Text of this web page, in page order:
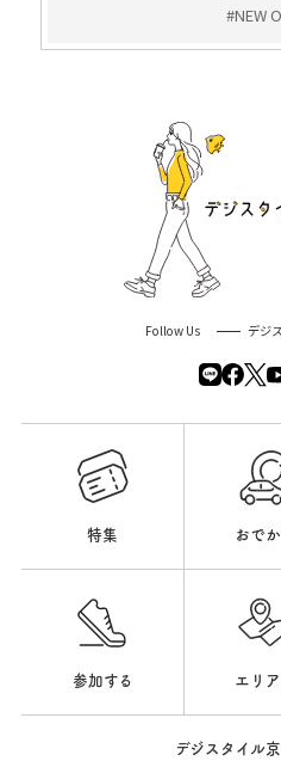
#NEW
Follow Us デジ
特集 おで
参加する エリア
デジスタイル